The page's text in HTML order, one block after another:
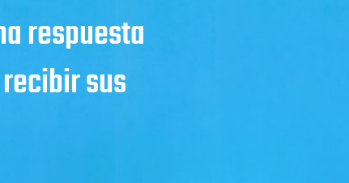
respuesta
sus